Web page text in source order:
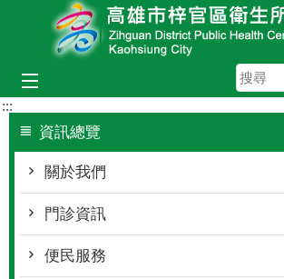
跳到主要內容區塊
:::
資訊總覽
關於我們
門診資訊
便民服務